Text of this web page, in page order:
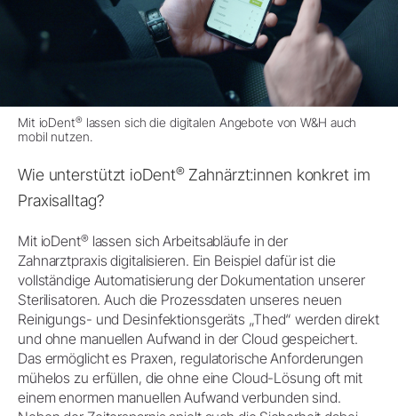
Mit ioDent®lassen sich die digitalen Angebote von W&H auch
mobil nutzen.
Wie unterstützt ioDent®Zahnärzt:innen konkret im
Praxisalltag?
Mit ioDent®lassen sich Arbeitsabläufe in der
Zahnarztpraxis digitalisieren. Ein Beispiel dafür ist die
vollständige Automatisierung der Dokumentation unserer
Sterilisatoren. Auch die Prozessdaten unseres neuen
Reinigungs- und Desinfektionsgeräts „Thed“ werden direkt
und ohne manuellen Aufwand in der Cloud gespeichert.
Das ermöglicht es Praxen, regulatorische Anforderungen
mühelos zu erfüllen, die ohne eine Cloud-Lösung oft mit
einem enormen manuellen Aufwand verbunden sind.